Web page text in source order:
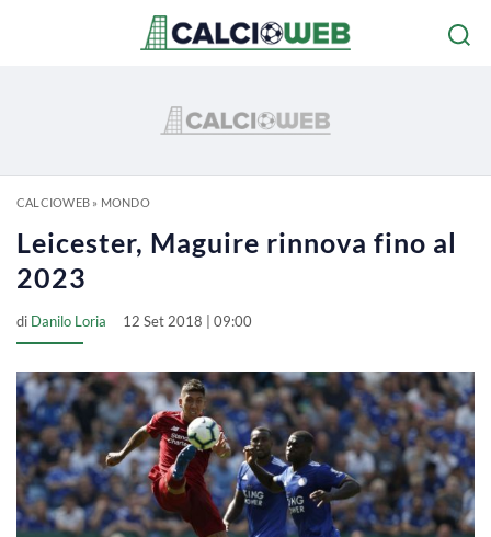
CALCIOWEB» MONDO
Leicester, Maguire rinnova fino al
2023
di Danilo Loria 12 Set 2018 | 09:00